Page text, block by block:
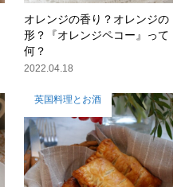
オレンジの香り？オレンジの
形？『オレンジペコー』って
何？
2022.04.18
英国料理とお酒